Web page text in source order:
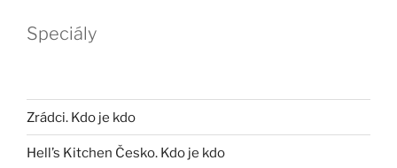
Speciály
Zrádci. Kdo je kdo
Hell’s Kitchen Česko. Kdo je kdo